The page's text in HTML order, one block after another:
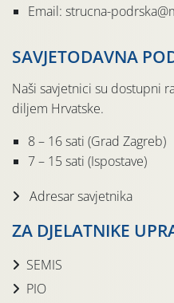
Email: strucna-
SAVJETODAVNA
Naši savjetnici su dostupni
diljem Hrvatske.
8 – 16 sati (Grad Zagreb)
7 – 15 sati (Ispostave)
Adresar savjetnika
ZA DJELATNIKE
SEMIS
PIO